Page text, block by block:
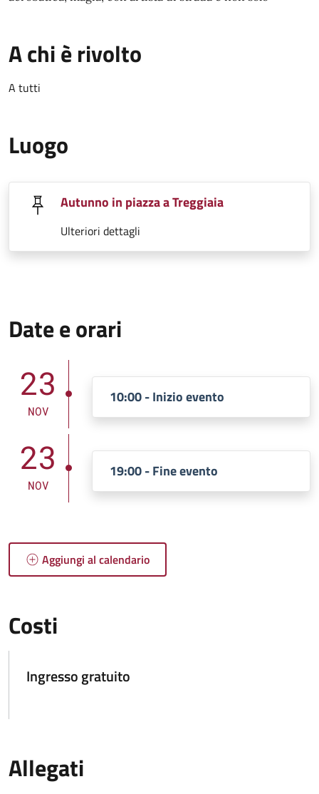
A chi è rivolto
A tutti
Luogo
Autunno in piazza a Treggiaia
Ulteriori dettagli
Date e orari
23
NOV
10:00 - Inizio evento
23
NOV
19:00 - Fine evento
Aggiungi al calendario
Costi
Ingresso gratuito
Allegati